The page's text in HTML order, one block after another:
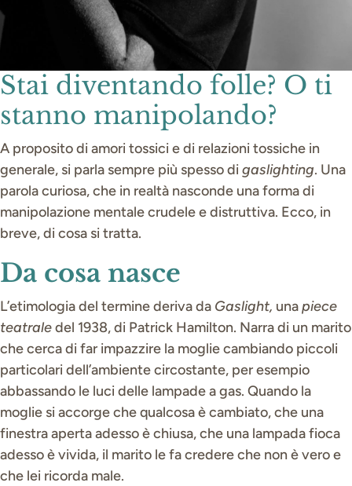
Stai diventando folle? O ti
stanno manipolando?
A proposito di amori tossici e di relazioni tossiche in
generale, si parla sempre più spesso di gaslighting. Una
parola curiosa, che in realtà nasconde una forma di
manipolazione mentale crudele e distruttiva. Ecco, in
breve, di cosa si tratta.
Da cosa nasce
L’etimologia del termine deriva da Gaslight, unapiece
teatraledel 1938, di Patrick Hamilton. Narra di un marito
che cerca di far impazzire la moglie cambiando piccoli
particolari dell’ambiente circostante, per esempio
abbassando le luci delle lampade a gas. Quando la
moglie si accorge che qualcosa è cambiato, che una
finestra aperta adesso è chiusa, che una lampada fioca
adesso è vivida, il marito le fa credere che non è vero e
che lei ricorda male.